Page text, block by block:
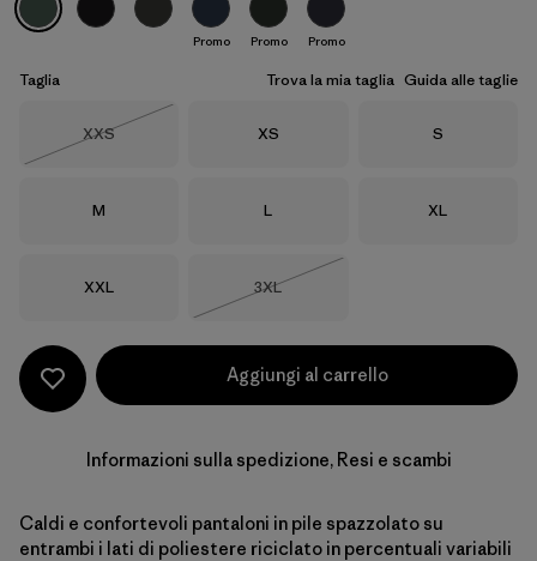
Canopy Green
Promo Promo Promo
Taglia Trova la mia taglia Guida alle taglie
Taglia
XXS
Taglia
XS Taglia
S
Taglia
M Taglia
L Taglia
XL
Taglia
XXL Taglia
3XL
Aggiungi al carrello
Informazioni sulla spedizione, Resi e scambi
Caldi e confortevoli pantaloni in pile spazzolato su
entrambi i lati di poliestere riciclato in percentuali variabili